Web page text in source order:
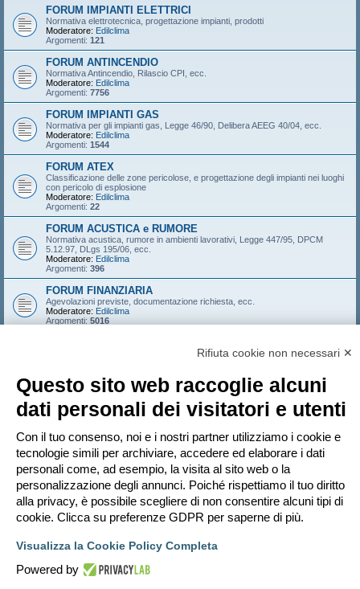
FORUM IMPIANTI ELETTRICI
Normativa elettrotecnica, progettazione impianti, prodotti
Moderatore: Edilclima
Argomenti: 121
FORUM ANTINCENDIO
Normativa Antincendio, Rilascio CPI, ecc.
Moderatore: Edilclima
Argomenti: 7756
FORUM IMPIANTI GAS
Normativa per gli impianti gas, Legge 46/90, Delibera AEEG 40/04, ecc.
Moderatore: Edilclima
Argomenti: 1544
FORUM ATEX
Classificazione delle zone pericolose, e progettazione degli impianti nei luoghi
con pericolo di esplosione
Moderatore: Edilclima
Argomenti: 22
FORUM ACUSTICA e RUMORE
Normativa acustica, rumore in ambienti lavorativi, Legge 447/95, DPCM
5.12.97, DLgs 195/06, ecc.
Moderatore: Edilclima
Argomenti: 396
FORUM FINANZIARIA
Agevolazioni previste, documentazione richiesta, ecc.
Moderatore: Edilclima
Argomenti: 5016
Esperienze, domande e idee sull’uso dell’AI nella pratica progettuale
FORUM FINANZIARIA 2009-2010
Agevolazioni previste, documentazione richiesta, ecc.
Moderatore: Edilclima
FORUM FINANZIARIA 2008
Agevolazioni previste, documentazione richiesta, ecc.
Moderatore: Edilclima
827
FORUM FINANZIARIA 2007
Agevolazioni previste, documentazione richiesta, ecc.
Moderatore: Edilclima
Rifiuta cookie non necessari ✕
Questo sito web raccoglie alcuni
dati personali dei visitatori e utenti
Con il tuo consenso, noi e i nostri partner utilizziamo i cookie e
tecnologie simili per archiviare, accedere ed elaborare i dati
personali come, ad esempio, la visita al sito web o la
personalizzazione degli annunci. Poiché rispettiamo il tuo diritto
alla privacy, è possibile scegliere di non consentire alcuni tipi di
cookie. Clicca su preferenze GDPR per saperne di più.
Visualizza la Cookie Policy Completa
Powered by